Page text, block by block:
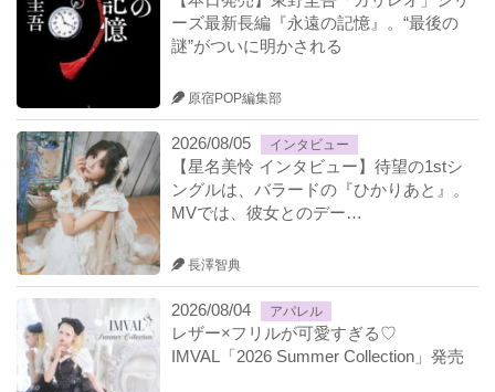
ーズ最新長編『永遠の記憶』。“最後の
謎”がついに明かされる
原宿POP編集部
2026/08/05 インタビュー
【星名美怜 インタビュー】待望の1stシ
ングルは、バラードの『ひかりあと』。
MVでは、彼女とのデー…
長澤智典
2026/08/04 アパレル
レザー×フリルが可愛すぎる♡
IMVAL「2026 Summer Collection」発売